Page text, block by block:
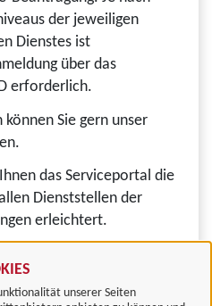
unserer Seiten
der jeweiligen
Dienstes ist
über das
erforderlich.
können Sie gern unser
das Serviceportal die
Dienststellen der
erleichtert.